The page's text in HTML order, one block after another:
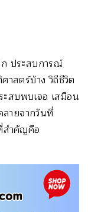
ก ประสบการณ์
าสตร์บ้าง วิถีชีวิต
สบพบเจอ เสมือน
ายจากวันที่
สำคัญคือ